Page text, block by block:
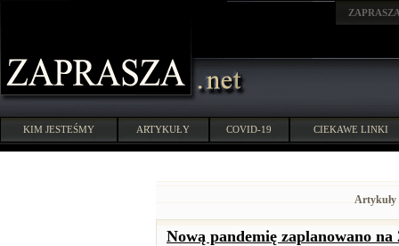
KIM JESTEŚMY ARTYKUŁY COVID-19 CIEKAWE LINKI
Artykuły
Nową pandemię zaplanowano na